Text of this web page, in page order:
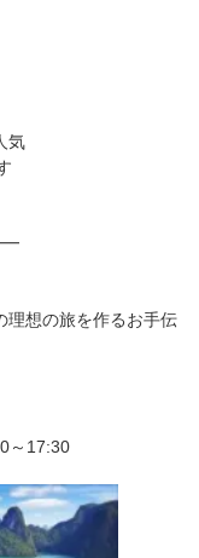
気
理想の旅を作るお手伝
～17:30